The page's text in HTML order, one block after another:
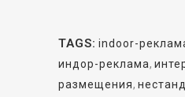
TAGS: indoor-
индор-реклама,
размещения,